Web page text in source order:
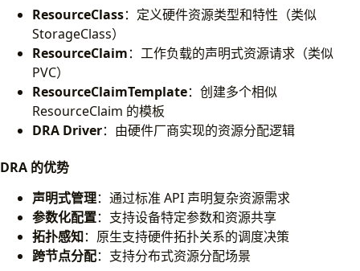
ResourceClass：定义硬件资源类型和特性（类似
StorageClass）
ResourceClaim：工作负载的声明式资源请求（类似
PVC）
ResourceClaimTemplate：创建多个相似
ResourceClaim 的模板
DRA Driver：由硬件厂商实现的资源分配逻辑
DRA 的优势
声明式管理：通过标准 API 声明复杂资源需求
参数化配置：支持设备特定参数和资源共享
拓扑感知：原生支持硬件拓扑关系的调度决策
跨节点分配：支持分布式资源分配场景